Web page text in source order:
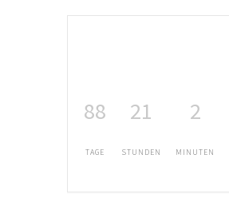
88
TAGE
21
STUNDEN
2
MINUTEN